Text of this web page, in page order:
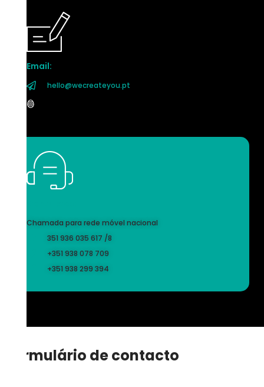
Email:
hello@wecreateyou.pt
Chamada para rede móvel nacional
351 936 035 617 /8
+351 938 078 709
+351 938 299 394
Formulário de contacto